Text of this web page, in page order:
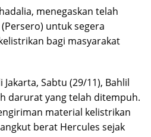
menegaskan telah
untuk segera
bagi masyarakat
Sabtu (29/11), Bahlil
darurat yang telah ditempuh.
material kelistrikan
berat Hercules sejak